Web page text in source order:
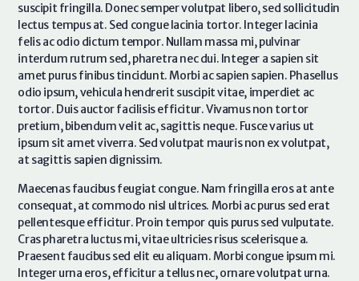
suscipit fringilla. Donec semper volutpat libero, sed sollicitudin
lectus tempus at. Sed congue lacinia tortor. Integer lacinia
felis ac odio dictum tempor. Nullam massa mi, pulvinar
interdum rutrum sed, pharetra nec dui. Integer a sapien sit
amet purus finibus tincidunt. Morbi ac sapien sapien. Phasellus
odio ipsum, vehicula hendrerit suscipit vitae, imperdiet ac
tortor. Duis auctor facilisis efficitur. Vivamus non tortor
pretium, bibendum velit ac, sagittis neque. Fusce varius ut
ipsum sit amet viverra. Sed volutpat mauris non ex volutpat,
at sagittis sapien dignissim.
Maecenas faucibus feugiat congue. Nam fringilla eros at ante
consequat, at commodo nisl ultrices. Morbi ac purus sed erat
pellentesque efficitur. Proin tempor quis purus sed vulputate.
Cras pharetra luctus mi, vitae ultricies risus scelerisque a.
Praesent faucibus sed elit eu aliquam. Morbi congue ipsum mi.
Integer urna eros, efficitur a tellus nec, ornare volutpat urna.